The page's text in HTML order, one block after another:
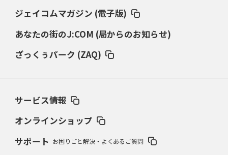
ジェイコムマガジン (電子版)
あなたの街のJ:COM (局からのお知らせ)
ざっくぅパーク (ZAQ)
サービス情報
オンラインショップ
サポート お困りごと解決・よくあるご質問